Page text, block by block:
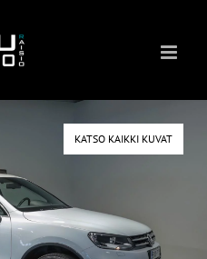
KATSO KAIKKI KUVAT